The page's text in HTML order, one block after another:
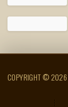
COPYRIGHT © 2026